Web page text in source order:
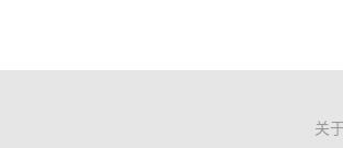
关